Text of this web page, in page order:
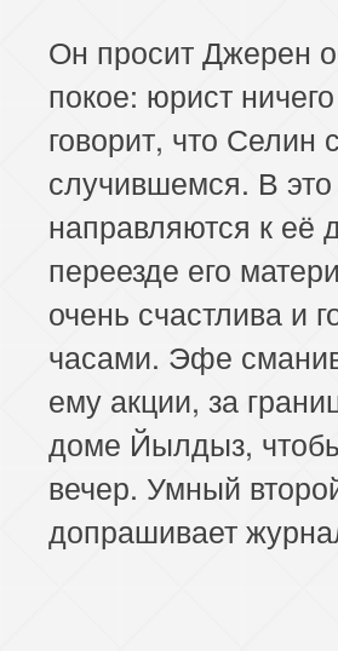
Он просит Джерен
покое: юрист
говорит, что Селин
случившемся. В
направляются к её
переезде его
очень счастлива и
часами. Эфе
ему акции, за
доме Йылдыз,
вечер. Умный
допрашивает